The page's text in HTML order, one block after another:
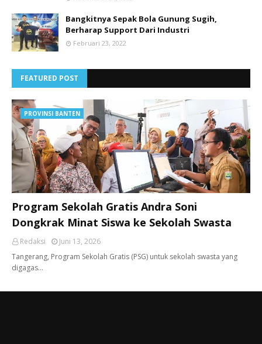
Bangkitnya Sepak Bola Gunung Sugih,
Berharap Support Dari Industri
Februari 23, 2022
FEATURED POST
PROVINSI BANTEN
Program Sekolah Gratis Andra Soni
Dongkrak Minat Siswa ke Sekolah Swasta
Redaksi
Juni 13, 2026
Tangerang, ​Program Sekolah Gratis (PSG) untuk sekolah swasta yang
digagas…